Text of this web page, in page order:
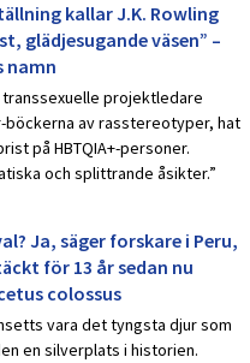
kallar J.K. Rowling
glädjesugande väsen” –
namn
projektledare
böckerna av rasstereotyper, hat
på HBTQIA+-personer.
och splittrande åsikter.”
Ja, säger forskare i Peru,
för 13 år sedan nu
colossus
vara det tyngsta djur som
en silverplats i historien.